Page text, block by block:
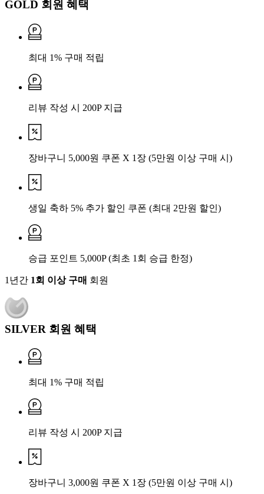
GOLD 회원 혜택
최대 1% 구매 적립
리뷰 작성 시 200P 지급
장바구니 5,000원 쿠폰 X 1장 (5만원 이상 구매 시)
생일 축하 5% 추가 할인 쿠폰 (최대 2만원 할인)
승급 포인트 5,000P (최초 1회 승급 한정)
1년간 1회 이상 구매 회원
SILVER 회원 혜택
최대 1% 구매 적립
리뷰 작성 시 200P 지급
장바구니 3,000원 쿠폰 X 1장 (5만원 이상 구매 시)